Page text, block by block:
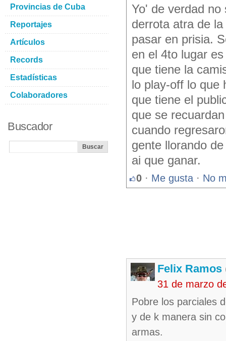
Yo' de verdad
derrota atra de
pasar en prisia.
en el 4to lugar
que tiene la
lo play-off lo que
que tiene el
que se
cuando
gente llorando
ai que ganar.
0 · Me gusta · No
Felix Ramos
31 de marzo
Pobre los parciales
y de k manera sin
armas.
Provincias de Cuba
Reportajes
Artículos
Records
Estadísticas
Colaboradores
Buscador